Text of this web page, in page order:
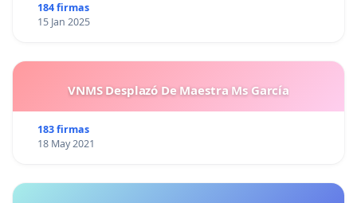
184 firmas
15 Jan 2025
VNMS Desplazó De Maestra Ms García
183 firmas
18 May 2021